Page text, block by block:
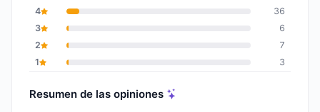
4
36
3
6
2
7
1
3
Resumen de las opiniones